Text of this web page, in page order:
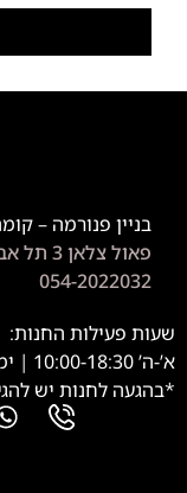
בניין פנורמה – קומה
פאול צלאן 3 תל אביב
054-2022032
שעות פעילות החנות:
א’-ה’ 10:00-18:30 | ימי שישי: 10:00-14:00
*בהגעה לחנות יש